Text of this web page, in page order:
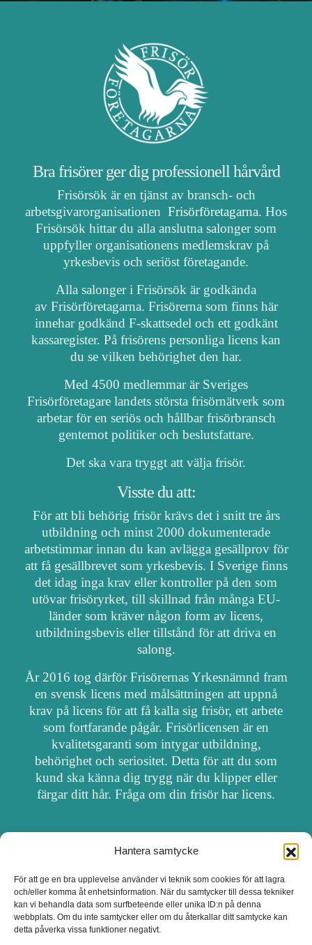
Hantera samtycke
För att ge en bra upplevelse använder vi teknik som cookies för att lagra
och/eller komma åt enhetsinformation. När du samtycker till dessa tekniker
kan vi behandla data som surfbeteende eller unika ID:n på denna
webbplats. Om du inte samtycker eller om du återkallar ditt samtycke kan
detta påverka vissa funktioner negativt.
Bra frisörer ger dig professionell hårvård
Frisörsök är en tjänst av bransch- och
arbetsgivarorganisationen Frisörföretagarna. Hos
Frisörsök hittar du alla anslutna salonger som
uppfyller organisationens medlemskrav på
yrkesbevis och seriöst företagande.
Alla salonger i Frisörsök är godkända
av Frisörföretagarna. Frisörerna som finns här
innehar godkänd F-skattsedel och ett godkänt
kassaregister. På frisörens personliga licens kan
du se vilken behörighet den har.
Med 4500 medlemmar är Sveriges
Frisörföretagare landets största frisörnätverk som
arbetar för en seriös och hållbar frisörbransch
gentemot politiker och beslutsfattare.
Det ska vara tryggt att välja frisör.
Visste du att:
För att bli behörig frisör krävs det i snitt tre års
utbildning och minst 2000 dokumenterade
arbetstimmar innan du kan avlägga gesällprov för
att få gesällbrevet som yrkesbevis. I Sverige finns
det idag inga krav eller kontroller på den som
utövar frisöryrket, till skillnad från många EU-
länder som kräver någon form av licens,
utbildningsbevis eller tillstånd för att driva en
salong.
År 2016 tog därför Frisörernas Yrkesnämnd fram
en svensk licens med målsättningen att uppnå
krav på licens för att få kalla sig frisör, ett arbete
som fortfarande pågår. Frisörlicensen är en
kvalitetsgaranti som intygar utbildning,
behörighet och seriositet. Detta för att du som
kund ska känna dig trygg när du klipper eller
färgar ditt hår. Fråga om din frisör har licens.
OM FRISÖRSÖK
UPPDATERA SALONG